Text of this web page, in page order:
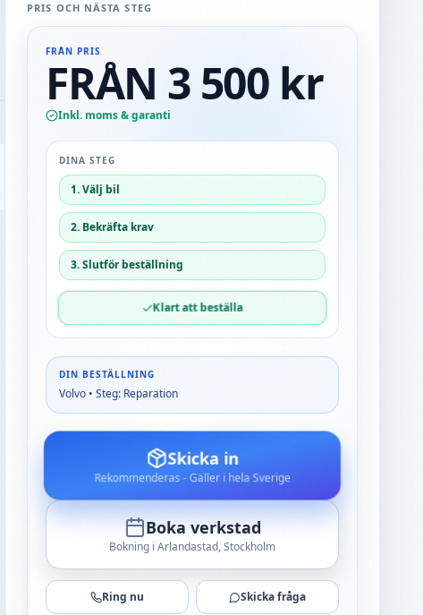
PRIS OCH NÄSTA STEG
FRÅN PRIS
FRÅN 3 500 kr
Inkl. moms & garanti
DINA STEG
1. Välj bil
2. Bekräfta krav
3. Slutför beställning
Klart att beställa
DIN BESTÄLLNING
Volvo • Steg: Reparation
Skicka in
Rekommenderas - Gäller i hela Sverige
Boka verkstad
Bokning i Arlandastad, Stockholm
Ring nu Skicka fråga